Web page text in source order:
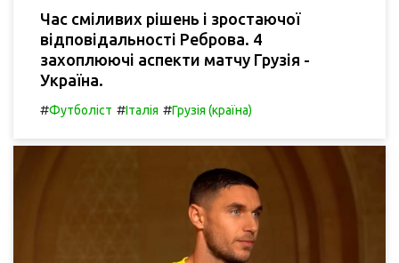
Час сміливих рішень і зростаючої
відповідальності Реброва. 4
захоплюючі аспекти матчу Грузія -
Україна.
#Футболіст #Італія #Грузія (країна)